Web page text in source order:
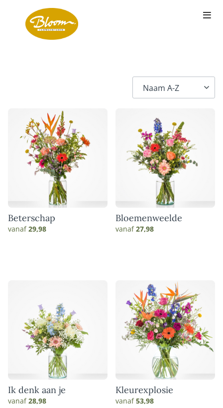
Beterschap
vanaf29,98
Bloemenweelde
vanaf27,98
Ik denk aan je
vanaf28,98
Kleurexplosie
vanaf53,98